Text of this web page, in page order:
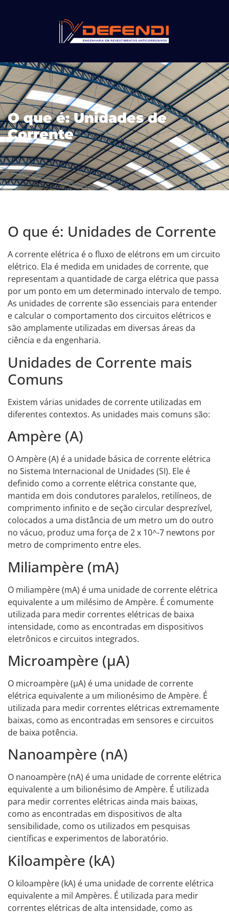
O que é: Unidades de
Corrente
O que é: Unidades de Corrente
A corrente elétrica é o fluxo de elétrons em um circuito
elétrico. Ela é medida em unidades de corrente, que
representam a quantidade de carga elétrica que passa
por um ponto em um determinado intervalo de tempo.
As unidades de corrente são essenciais para entender
e calcular o comportamento dos circuitos elétricos e
são amplamente utilizadas em diversas áreas da
ciência e da engenharia.
Unidades de Corrente mais
Comuns
Existem várias unidades de corrente utilizadas em
diferentes contextos. As unidades mais comuns são:
Ampère (A)
O Ampère (A) é a unidade básica de corrente elétrica
no Sistema Internacional de Unidades (SI). Ele é
definido como a corrente elétrica constante que,
mantida em dois condutores paralelos, retilíneos, de
comprimento infinito e de seção circular desprezível,
colocados a uma distância de um metro um do outro
no vácuo, produz uma força de 2 x 10^-7 newtons por
metro de comprimento entre eles.
Miliampère (mA)
O miliampère (mA) é uma unidade de corrente elétrica
equivalente a um milésimo de Ampère. É comumente
utilizada para medir correntes elétricas de baixa
intensidade, como as encontradas em dispositivos
eletrônicos e circuitos integrados.
Microampère (µA)
O microampère (µA) é uma unidade de corrente
elétrica equivalente a um milionésimo de Ampère. É
utilizada para medir correntes elétricas extremamente
baixas, como as encontradas em sensores e circuitos
de baixa potência.
Nanoampère (nA)
O nanoampère (nA) é uma unidade de corrente elétrica
equivalente a um bilionésimo de Ampère. É utilizada
para medir correntes elétricas ainda mais baixas,
como as encontradas em dispositivos de alta
sensibilidade, como os utilizados em pesquisas
científicas e experimentos de laboratório.
Kiloampère (kA)
O kiloampère (kA) é uma unidade de corrente elétrica
equivalente a mil Ampères. É utilizada para medir
correntes elétricas de alta intensidade, como as